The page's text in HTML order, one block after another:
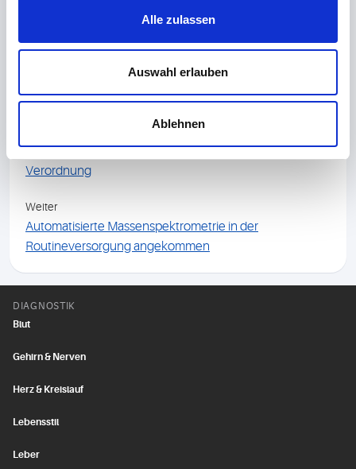
Alle zulassen
Auswahl erlauben
Ablehnen
Neue GOP für die ApoE-Genotypisierung vor Leqembi-
Verordnung
Weiter
Automatisierte Massenspektrometrie in der
Routineversorgung angekommen
DIAGNOSTIK
Blut
Gehirn & Nerven
Herz & Kreislauf
Lebensstil
Leber